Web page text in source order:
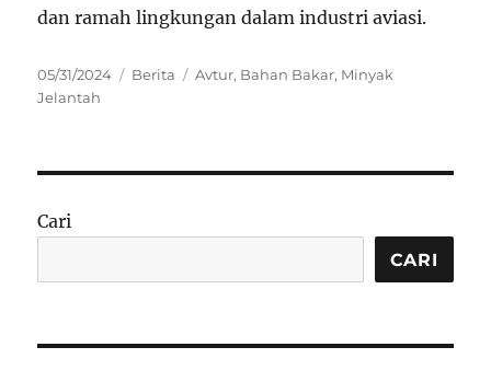
dan ramah lingkungan dalam industri aviasi.
Posted
on
05/31/2024 Categories
Berita Tags
Avtur, Bahan Bakar, Minyak
Jelantah
Cari
CARI